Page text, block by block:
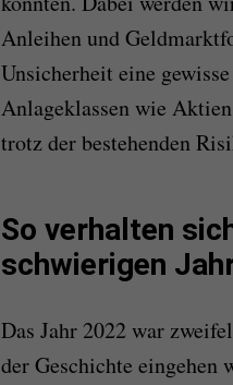
Anleihen und
Unsicherheit eine
Anlageklassen wie
trotz der bestehenden
So verhalten
schwierigen
Das Jahr 2022 war
der Geschichte